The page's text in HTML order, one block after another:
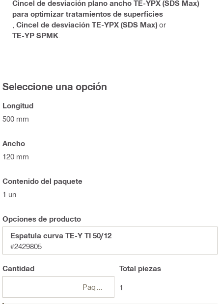
Cincel de desviación plano ancho TE-YPX (SDS Max)
para optimizar tratamientos de superficies
Cincel de desviación TE-YPX (SDS Max) or
TE-YP SPMK
Seleccione una opción
Longitud
500 mm
Ancho
120 mm
Contenido del paquete
1 un
Opciones de producto
Espatula curva TE-Y TI 50/12
#2429805
Cantidad Total piezas
1